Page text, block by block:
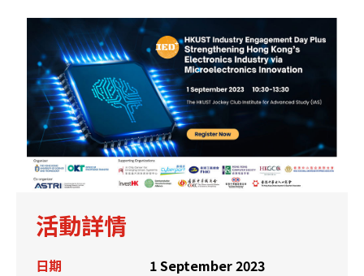
活動詳情
日期
1 September 2023